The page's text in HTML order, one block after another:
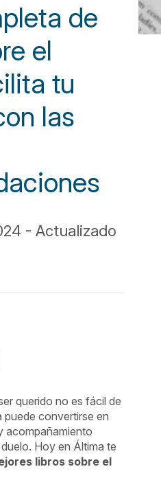
de
el
tu
las
- Actualizado
querido no es fácil de
puede convertirse en
acompañamiento
Hoy en Áltima te
libros sobre el